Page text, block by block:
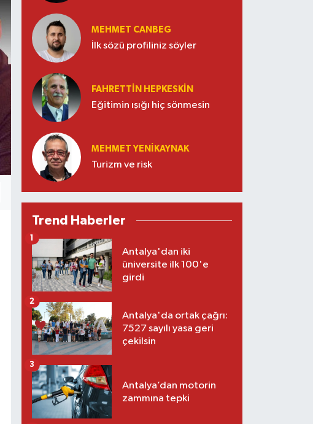
MEHMET CANBEG
İlk sözü profiliniz söyler
FAHRETTIN HEPKESKIN
Eğitimin ışığı hiç sönmesin
MEHMET YENIKAYNAK
Turizm ve risk
Trend Haberler
Antalya'dan iki
üniversite ilk 100'e
girdi
1
Antalya'da ortak çağrı:
7527 sayılı yasa geri
çekilsin
2
Antalya’dan motorin
zammına tepki
3